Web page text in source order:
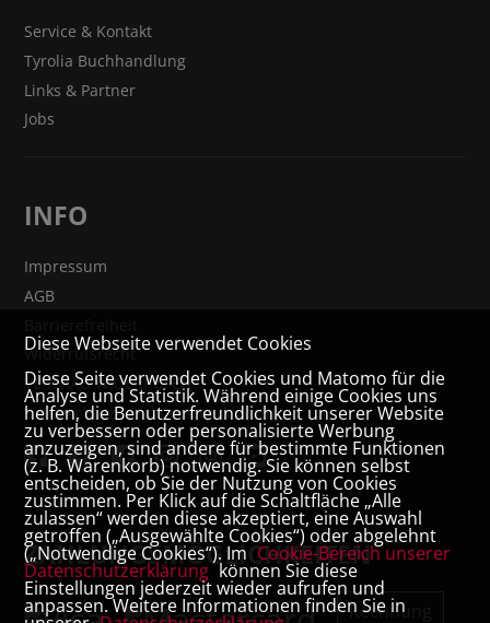
Service & Kontakt
Tyrolia Buchhandlung
Links & Partner
Jobs
INFO
Impressum
AGB
Widerrufsrecht
VERTRAG WIDERRUFEN
Datenschutz- und Cookieerklärung
ZAHLUNGSMÖGLICHKEITEN
Rechnung
Diese Webseite verwendet Cookies
Diese Seite verwendet Cookies und Matomo für die
Analyse und Statistik. Während einige Cookies uns
helfen, die Benutzerfreundlichkeit unserer Website
zu verbessern oder personalisierte Werbung
anzuzeigen, sind andere für bestimmte Funktionen
(z. B. Warenkorb) notwendig. Sie können selbst
entscheiden, ob Sie der Nutzung von Cookies
zustimmen. Per Klick auf die Schaltfläche „Alle
zulassen“ werden diese akzeptiert, eine Auswahl
getroffen („Ausgewählte Cookies“) oder abgelehnt
(„Notwendige Cookies“). Im Cookie-Bereich unserer
Datenschutzerklärung können Sie diese
Einstellungen jederzeit wieder aufrufen und
anpassen. Weitere Informationen finden Sie in